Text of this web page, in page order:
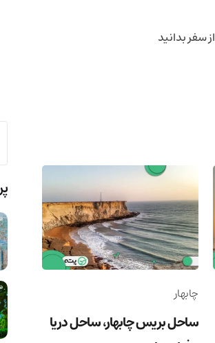
از سفر بدانید
چابهار
ساحل بریس چابهار، ساحل دریا